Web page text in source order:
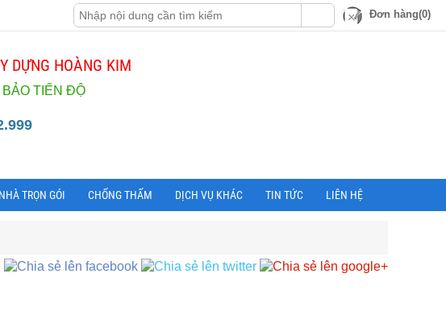
Đơn hàng(0)
DỰNG HOÀNG KIM
TIẾN ĐỘ
TRỌN GÓI CHỐNG THẤM DỊCH VỤ KHÁC TIN TỨC LIÊN HỆ